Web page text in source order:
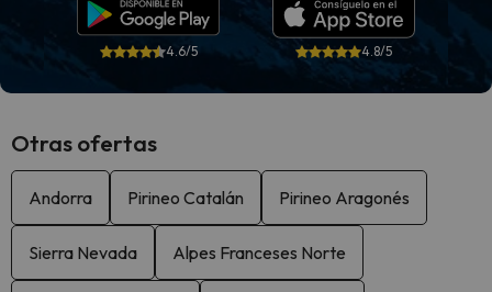
4.6/5 4.8/5
Otras ofertas
Andorra Pirineo Catalán Pirineo Aragonés
Sierra Nevada Alpes Franceses Norte